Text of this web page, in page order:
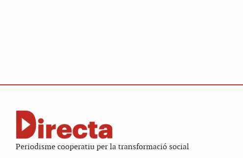
Periodisme cooperatiu per la transformació social